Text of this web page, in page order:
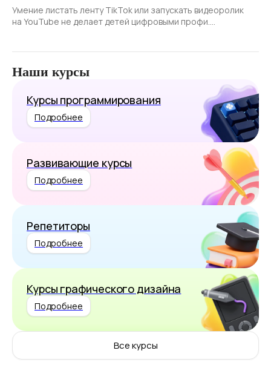
Умение листать ленту TikTok или запускать видеоролик
на YouTube не делает детей цифровыми профи.
Наши курсы
Курсы программирования
Подробнее
Развивающие курсы
Подробнее
Репетиторы
Подробнее
Курсы графического дизайна
Подробнее
Все курсы